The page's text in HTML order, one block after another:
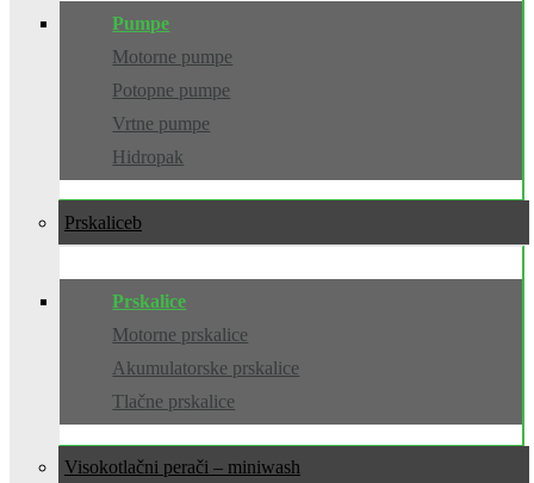
Pumpe
Motorne pumpe
Potopne pumpe
Vrtne pumpe
Hidropak
Prskalice
Prskalice
Motorne prskalice
Akumulatorske prskalice
Tlačne prskalice
Visokotlačni perači – miniwash